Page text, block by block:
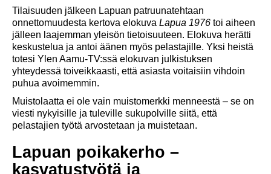
Tilaisuuden jälkeen Lapuan patruunatehtaan
onnettomuudesta kertova elokuva Lapua 1976 toi aiheen
jälleen laajemman yleisön tietoisuuteen. Elokuva herätti
keskustelua ja antoi äänen myös pelastajille. Yksi heistä
totesi Ylen Aamu-TV:ssä elokuvan julkistuksen
yhteydessä toiveikkaasti, että asiasta voitaisiin vihdoin
puhua avoimemmin.
Muistolaatta ei ole vain muistomerkki menneestä – se on
viesti nykyisille ja tuleville sukupolville siitä, että
pelastajien työtä arvostetaan ja muistetaan.
Lapuan poikakerho –
kasvatustyötä ja